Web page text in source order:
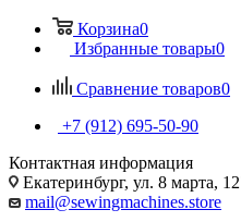
Корзина0
Избранные товары0
Сравнение товаров0
+7 (912) 695-50-90
Контактная информация
Екатеринбург, ул. 8 марта,
mail@sewingmachines.store